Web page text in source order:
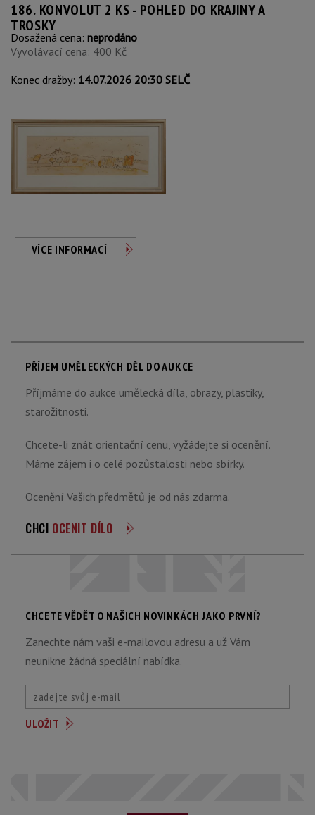
186. KONVOLUT 2 KS - POHLED DO KRAJINY A
TROSKY
Dosažená cena: neprodáno
Vyvolávací cena: 400 Kč
Konec dražby: 14.07.2026 20:30 SELČ
VÍCE INFORMACÍ
PŘÍJEM UMĚLECKÝCH DĚL DO AUKCE
Příjmáme do aukce umělecká díla, obrazy, plastiky,
starožitnosti.
Chcete-li znát orientační cenu, vyžádejte si ocenění.
Máme zájem i o celé pozůstalosti nebo sbírky.
Ocenění Vašich předmětů je od nás zdarma.
CHCI OCENIT DÍLO
CHCETE VĚDĚT O NAŠICH NOVINKÁCH JAKO PRVNÍ?
Zanechte nám vaši e-mailovou adresu a už Vám
neunikne žádná speciální nabídka.